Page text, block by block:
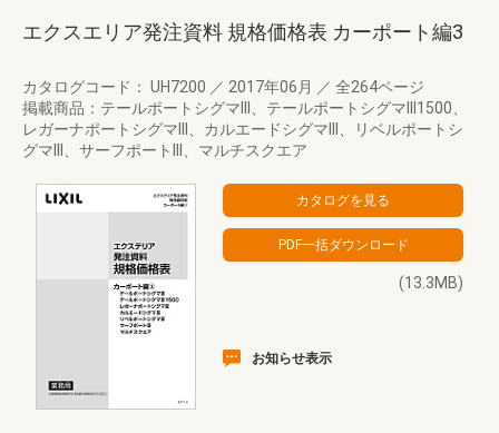
エクスエリア発注資料 規格価格表 カーポート編3
カタログコード： UH7200 ／ 2017年06月 ／ 全264ページ
掲載商品：テールポートシグマIII、テールポートシグマIII1500、
レガーナポートシグマIII、カルエードシグマIII、リベルポートシ
グマIII、サーフポートIII、マルチスクエア
(13.3MB)
お知らせ表示